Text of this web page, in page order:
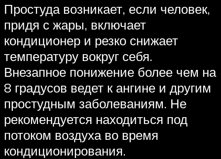
Простуда возникает, если человек,
придя с жары, включает
кондиционер и резко снижает
температуру вокруг себя.
Внезапное понижение более чем на
8 градусов ведет к ангине и другим
простудным заболеваниям. Не
рекомендуется находиться под
потоком воздуха во время
кондиционирования.